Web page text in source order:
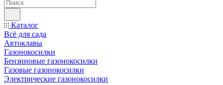
Каталог
Всё для сада
Автоклавы
Газонокосилки
Бензиновые газонокосилки
Газовые газонокосилки
Электрические газонокосилки